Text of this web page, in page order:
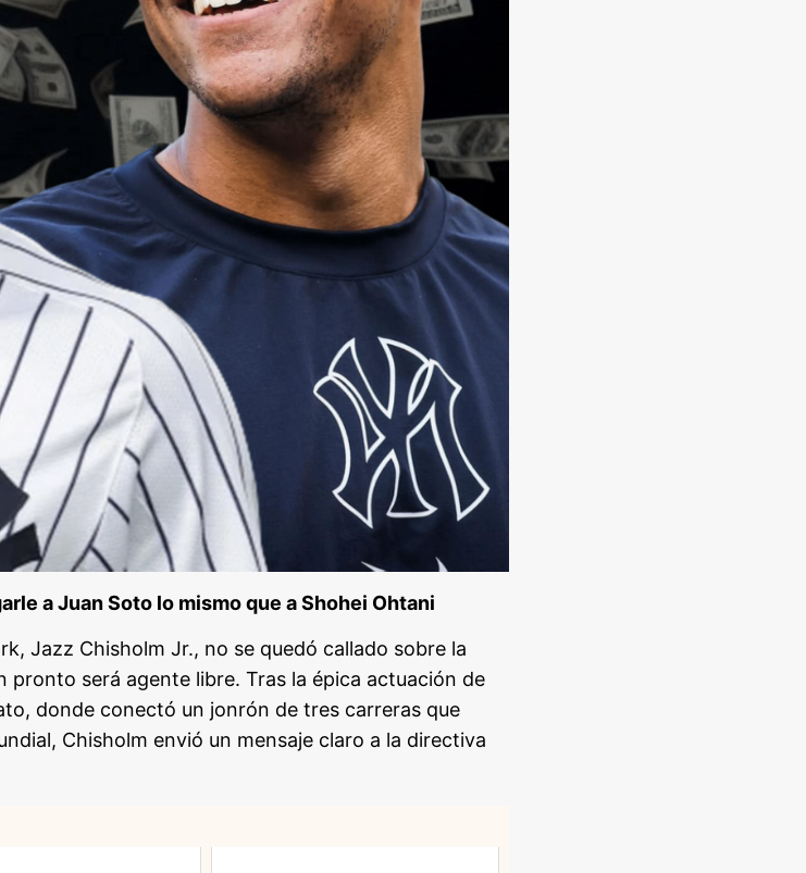
a Juan Soto lo mismo que a Shohei Ohtani
Jazz Chisholm Jr., no se quedó callado sobre la
pronto será agente libre. Tras la épica actuación de
donde conectó un jonrón de tres carreras que
Chisholm envió un mensaje claro a la directiva